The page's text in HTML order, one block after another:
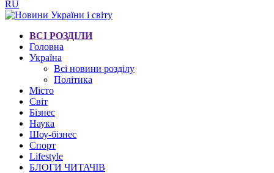
RU
ВСІ РОЗДІЛИ
Головна
Україна
Всі новини розділу
Політика
Місто
Світ
Бізнес
Наука
Шоу-бізнес
Спорт
Lifestyle
БЛОГИ ЧИТАЧІВ